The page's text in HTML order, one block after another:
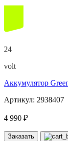
24
volt
Аккумулятор
Артикул: 2938407
4 990 ₽
Заказать